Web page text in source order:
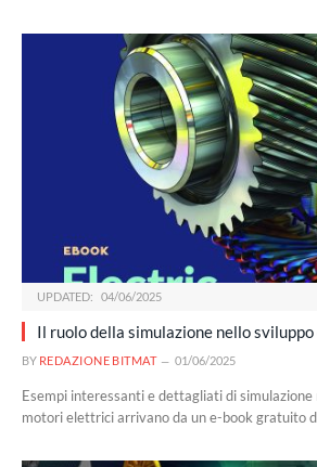
UPDATED: 04/06/2025
Il ruolo della simulazione nello
BY REDAZIONE BITMAT 01/06/2025
Esempi interessanti e dettagliati di
motori elettrici arrivano da un e-book gratuito